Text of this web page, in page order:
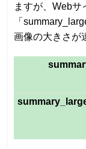
ますが、Webサ
「
画像の大きさが